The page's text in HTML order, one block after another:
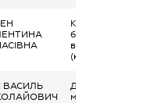
Кінцевий
бенефіціарний
власник
(контролер)
ВАСИЛЬ
Дохід від
майна в оренду